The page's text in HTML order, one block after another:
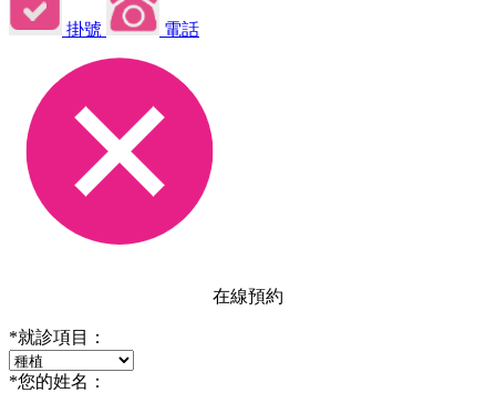
掛號 電話
在線預約
*就診項目：
*您的姓名：